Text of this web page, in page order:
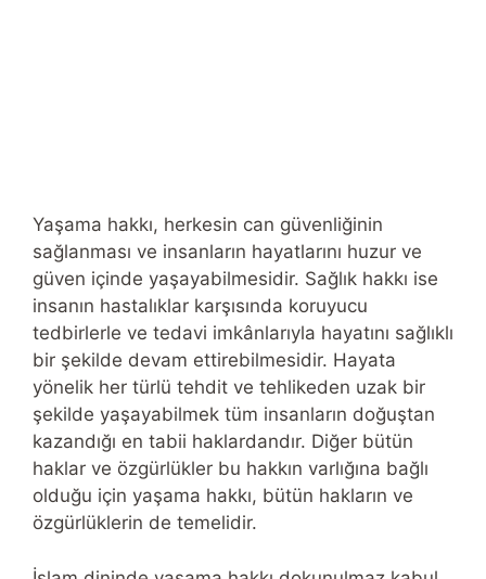
Yaşama hakkı, herkesin can güvenliğinin
sağlanması ve insanların hayatlarını huzur ve
güven içinde yaşayabilmesidir. Sağlık hakkı ise
insanın hastalıklar karşısında koruyucu
tedbirlerle ve tedavi imkânlarıyla hayatını sağlıklı
bir şekilde devam ettirebilmesidir. Hayata
yönelik her türlü tehdit ve tehlikeden uzak bir
şekilde yaşayabilmek tüm insanların doğuştan
kazandığı en tabii haklardandır. Diğer bütün
haklar ve özgürlükler bu hakkın varlığına bağlı
olduğu için yaşama hakkı, bütün hakların ve
özgürlüklerin de temelidir.